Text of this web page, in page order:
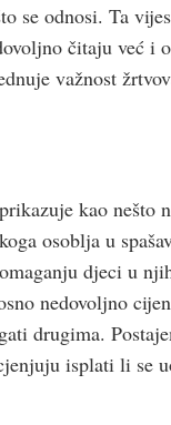
se odnosi. Ta
čitaju već i
važnost
kao nešto
osoblja u
djeci u
nedovoljno
drugima.
isplati li se